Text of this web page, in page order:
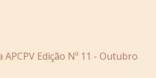
Edição Nº 11 - Outubro